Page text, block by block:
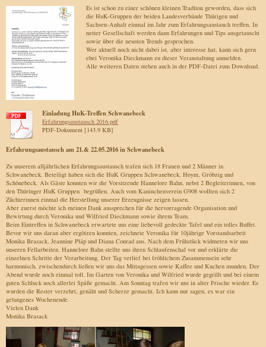
Es ist schon zu einer schönen kleinen Traditon geworden, dass sich
die HuK-Gruppen der beiden Landesverbände Thürigen und
Sachsen-Anhalt einmal im Jahr zum Erfahrungsaustauch treffen. In
netter Gesellschaft werden dann Erfahrungen und Tips ausgetauscht
sowie über die neusten Trends gesprochen.
Wer aktuell noch nicht dabei ist, aber interesse hat, kann sich gern
ebei Veronika Dieckmann zu dieser Veranstaltung anmelden.
Alle weiteren Daten stehen auch in der PDF-Datei zum Download.
Einladung HuK-Treffen Schwanebeck
Erfahrungsaustausch 2016.pdf
PDF-Dokument [143.9 KB]
Erfahrungsaustausch am 21.& 22.05.2016 in Schwanebeck
Zu unserem alljährlichen Erfahrungsaustausch trafen sich 18 Frauen und 2 Männer in
Schwanebeck. Beteiligt haben sich die HuK Gruppen Schwanebeck, Hoym, Gröbzig und
Schönebeck. Als Gäste konnten wir die Vorsitzende Hannelore Bahn, nebst 2 Begleiterinnen, von
den Thüringer HuK Gruppen begrüßen. Auch vom Kaninchenverein G908 wollten sich 2
Züchterinnen einmal die Herstellung unserer Erzeugnisse zeigen lassen.
Aber zuerst möchte ich meinen Dank aussprechen für die hervorragende Organisation und
Bewirtung durch Veronika und Wilfried Dieckmann sowie ihrem Team.
Beim Eintreffen in Schwanebeck erwartete uns eine liebevoll gedeckte Tafel und ein tolles Buffet.
Bevor wir uns daran aber ergötzen konnten, zeichnete Veronika für 10jährige Vorstandsarbeit
Monika Brasack, Jeannine Pläp und Diana Conrad aus. Nach dem Frühstück widmeten wir uns
unseren Fellarbeiten. Hannelore Bahn stellte uns ihren Schlaufenschal vor und erklärte die
einzelnen Schritte der Verarbeitung. Der Tag verlief bei fröhlichem Zusammensein sehr
harmonisch, zwischendurch ließen wir uns das Mittagessen sowie Kaffee und Kuchen munden. Der
Abend wurde noch einmal toll. Im Garten von Veronika und Wilfried wurde gegrillt und bei einem
guten Schluck noch allerlei Späße gemacht. Am Sonntag trafen wir uns in alter Frische wieder. Es
wurden die Rester verzehrt, genäht und Scherze gemacht. Ich kann nur sagen, es war ein
gelungenes Wochenende.
Vielen Dank
Monika Brasack